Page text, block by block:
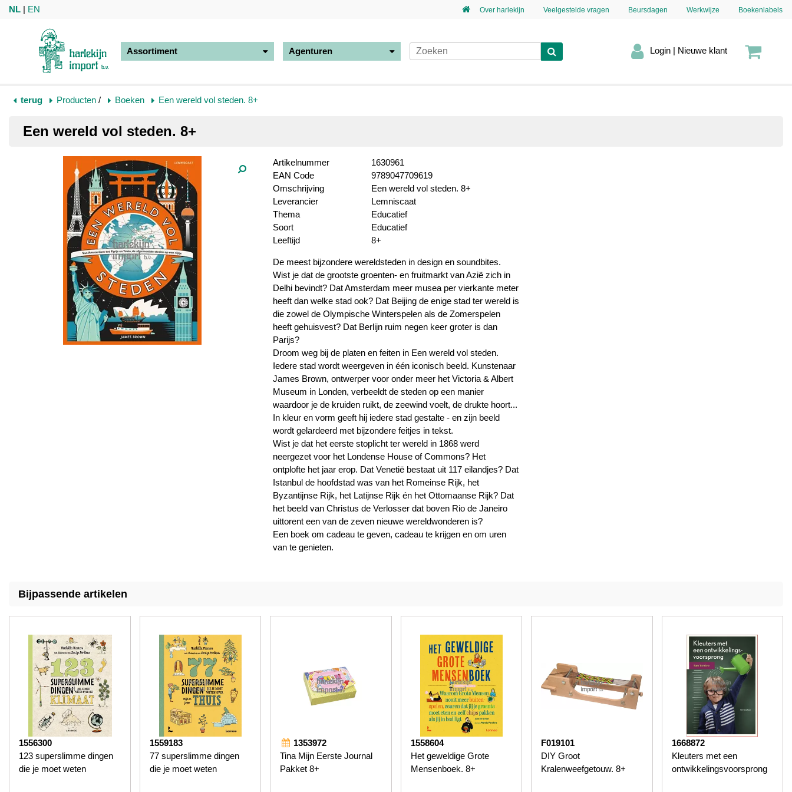
NL | EN Over harlekijn Veelgestelde vragen Beursdagen Werkwijze Boekenlabels
Assortiment Agenturen Login | Nieuwe klant
terug Producten / Boeken Een wereld vol steden. 8+
Een wereld vol steden. 8+
Artikelnummer
1630961
EAN Code
9789047709619
Omschrijving
Een wereld vol steden. 8+
Leverancier
Lemniscaat
Thema
Educatief
Soort
Educatief
Leeftijd
8+
De meest bijzondere wereldsteden in design en soundbites.
Wist je dat de grootste groenten- en fruitmarkt van Azië zich in
Delhi bevindt? Dat Amsterdam meer musea per vierkante meter
heeft dan welke stad ook? Dat Beijing de enige stad ter wereld is
die zowel de Olympische Winterspelen als de Zomerspelen
heeft gehuisvest? Dat Berlijn ruim negen keer groter is dan
Parijs?
Droom weg bij de platen en feiten in Een wereld vol steden.
Iedere stad wordt weergeven in één iconisch beeld. Kunstenaar
James Brown, ontwerper voor onder meer het Victoria & Albert
Museum in Londen, verbeeldt de steden op een manier
waardoor je de kruiden ruikt, de zeewind voelt, de drukte hoort...
In kleur en vorm geeft hij iedere stad gestalte - en zijn beeld
wordt gelardeerd met bijzondere feitjes in tekst.
Wist je dat het eerste stoplicht ter wereld in 1868 werd
neergezet voor het Londense House of Commons? Het
ontplofte het jaar erop. Dat Venetië bestaat uit 117 eilandjes? Dat
Istanbul de hoofdstad was van het Romeinse Rijk, het
Byzantijnse Rijk, het Latijnse Rijk én het Ottomaanse Rijk? Dat
het beeld van Christus de Verlosser dat boven Rio de Janeiro
uittorent een van de zeven nieuwe wereldwonderen is?
Een boek om cadeau te geven, cadeau te krijgen en om uren
van te genieten.
Bijpassende artikelen
1556300
123 superslimme dingen
die je moet weten
1559183
77 superslimme dingen
die je moet weten
1353972
Tina Mijn Eerste Journal
Pakket 8+
1558604
Het geweldige Grote
Mensenboek. 8+
F019101
DIY Groot
Kralenweefgetouw. 8+
1668872
Kleuters met een
ontwikkelingsvoorsprong